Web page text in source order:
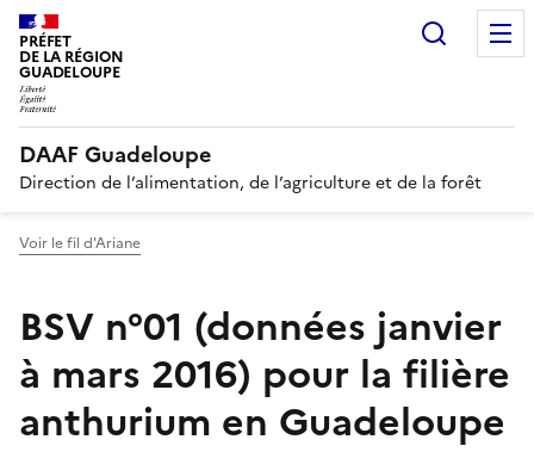
PRÉFET
DE LA RÉGION
GUADELOUPE
DAAF Guadeloupe
Direction de l’alimentation, de l’agriculture et de la forêt
Voir le fil d'Ariane
BSV n°01 (données janvier
à mars 2016) pour la filière
anthurium en Guadeloupe